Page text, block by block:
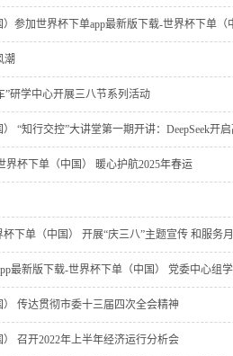
参加世界杯下单app最新版下载-世界杯下单
潮
研学中心开展三八节系列活动
“知行交控”大讲堂第一期开讲：DeepSeek开
界杯下单（中国） 暖心护航2025年春运
下单（中国） 开展“庆三八”主题宣传 和服务
最新版下载-世界杯下单（中国） 党委中心组
传达贯彻市委十三届四次全会精神
召开2022年上半年经济运行分析会